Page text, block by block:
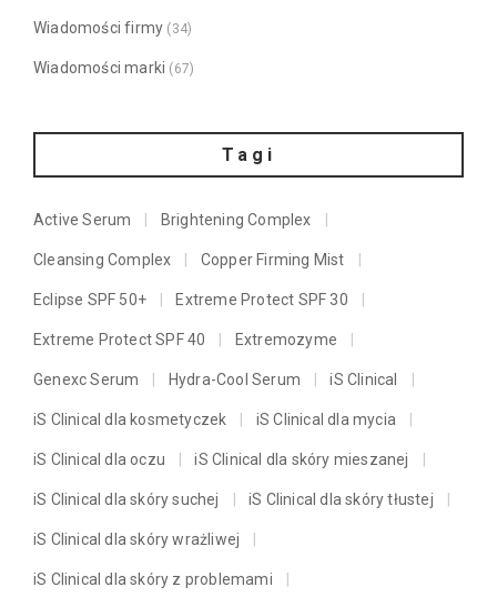
Wiadomości firmy (34)
Wiadomości marki (67)
Tagi
Active Serum Brightening Complex
Cleansing Complex Copper Firming Mist
Eclipse SPF 50+ Extreme Protect SPF 30
Extreme Protect SPF 40 Extremozyme
Genexc Serum Hydra-Cool Serum iS Clinical
iS Clinical dla kosmetyczek iS Clinical dla mycia
iS Clinical dla oczu iS Clinical dla skóry mieszanej
iS Clinical dla skóry suchej iS Clinical dla skóry tłustej
iS Clinical dla skóry wrażliwej
iS Clinical dla skóry z problemami